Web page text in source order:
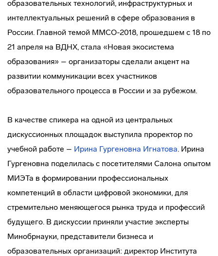
образовательных технологий, инфраструктурных и
интеллектуальных решений в сфере образования в
России. Главной темой ММСО-2018, прошедшем с 18 по
21 апреля на ВДНХ, стала «Новая экосистема
образования» – организаторы сделали акцент на
развитии коммуникации всех участников
образовательного процесса в России и за рубежом.
В качестве спикера на одной из центральных
дискуссионных площадок выступила проректор по
учебной работе – Ирина Гургеновна Игнатова. Ирина
Гургеновна поделилась с посетителями Салона опытом
МИЭТа в формировании профессиональных
компетенций в области цифровой экономики, для
стремительно меняющегося рынка труда и профессий
будущего. В дискуссии приняли участие эксперты
Минобрнауки, представители бизнеса и
образовательных организаций: директор Института